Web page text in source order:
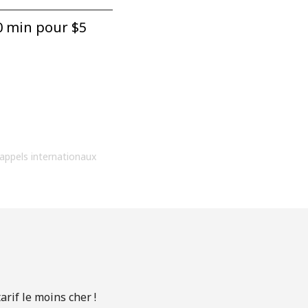
min pour ⁦$5⁩
internationaux
le moins cher !